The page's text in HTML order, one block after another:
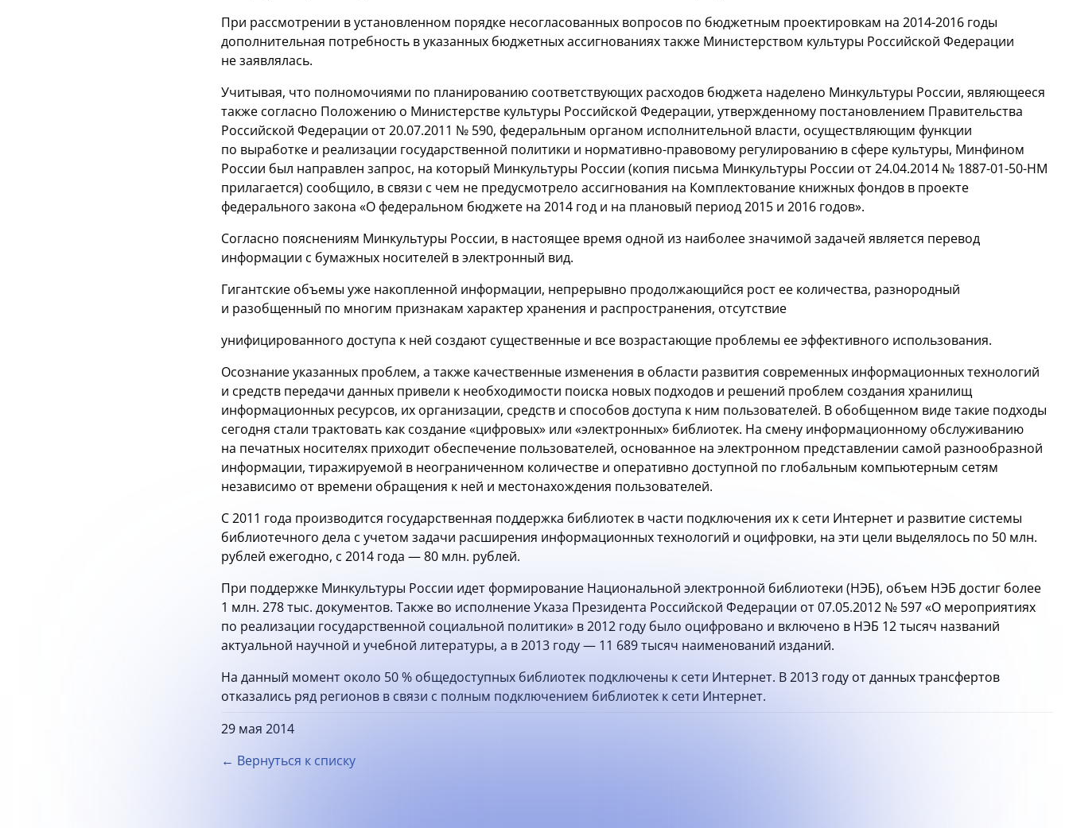
При рассмотрении в установленном порядке несогласованных вопросов по бюджетным проектировкам на 2014-2016 годы
дополнительная потребность в указанных бюджетных ассигнованиях также Министерством культуры Российской Федерации
не заявлялась.
Учитывая, что полномочиями по планированию соответствующих расходов бюджета наделено Минкультуры России, являющееся
также согласно Положению о Министерстве культуры Российской Федерации, утвержденному постановлением Правительства
Российской Федерации от 20.07.2011 № 590, федеральным органом исполнительной власти, осуществляющим функции
по выработке и реализации государственной политики и нормативно-правовому регулированию в сфере культуры, Минфином
России был направлен запрос, на который Минкультуры России (копия письма Минкультуры России от 24.04.2014 № 1887-01-50-НМ
прилагается) сообщило, в связи с чем не предусмотрело ассигнования на Комплектование книжных фондов в проекте
федерального закона «О федеральном бюджете на 2014 год и на плановый период 2015 и 2016 годов».
Согласно пояснениям Минкультуры России, в настоящее время одной из наиболее значимой задачей является перевод
информации с бумажных носителей в электронный вид.
Гигантские объемы уже накопленной информации, непрерывно продолжающийся рост ее количества, разнородный
и разобщенный по многим признакам характер хранения и распространения, отсутствие
унифицированного доступа к ней создают существенные и все возрастающие проблемы ее эффективного использования.
Осознание указанных проблем, а также качественные изменения в области развития современных информационных технологий
и средств передачи данных привели к необходимости поиска новых подходов и решений проблем создания хранилищ
информационных ресурсов, их организации, средств и способов доступа к ним пользователей. В обобщенном виде такие подходы
сегодня стали трактовать как создание «цифровых» или «электронных» библиотек. На смену информационному обслуживанию
на печатных носителях приходит обеспечение пользователей, основанное на электронном представлении самой разнообразной
информации, тиражируемой в неограниченном количестве и оперативно доступной по глобальным компьютерным сетям
независимо от времени обращения к ней и местонахождения пользователей.
С 2011 года производится государственная поддержка библиотек в части подключения их к сети Интернет и развитие системы
библиотечного дела с учетом задачи расширения информационных технологий и оцифровки, на эти цели выделялось по 50 млн.
рублей ежегодно, с 2014 года — 80 млн. рублей.
При поддержке Минкультуры России идет формирование Национальной электронной библиотеки (НЭБ), объем НЭБ достиг более
1 млн. 278 тыс. документов. Также во исполнение Указа Президента Российской Федерации от 07.05.2012 № 597 «О мероприятиях
по реализации государственной социальной политики» в 2012 году было оцифровано и включено в НЭБ 12 тысяч названий
актуальной научной и учебной литературы, а в 2013 году — 11 689 тысяч наименований изданий.
На данный момент около 50 % общедоступных библиотек подключены к сети Интернет. В 2013 году от данных трансфертов
отказались ряд регионов в связи с полным подключением библиотек к сети Интернет.
29 мая 2014
← Вернуться к списку